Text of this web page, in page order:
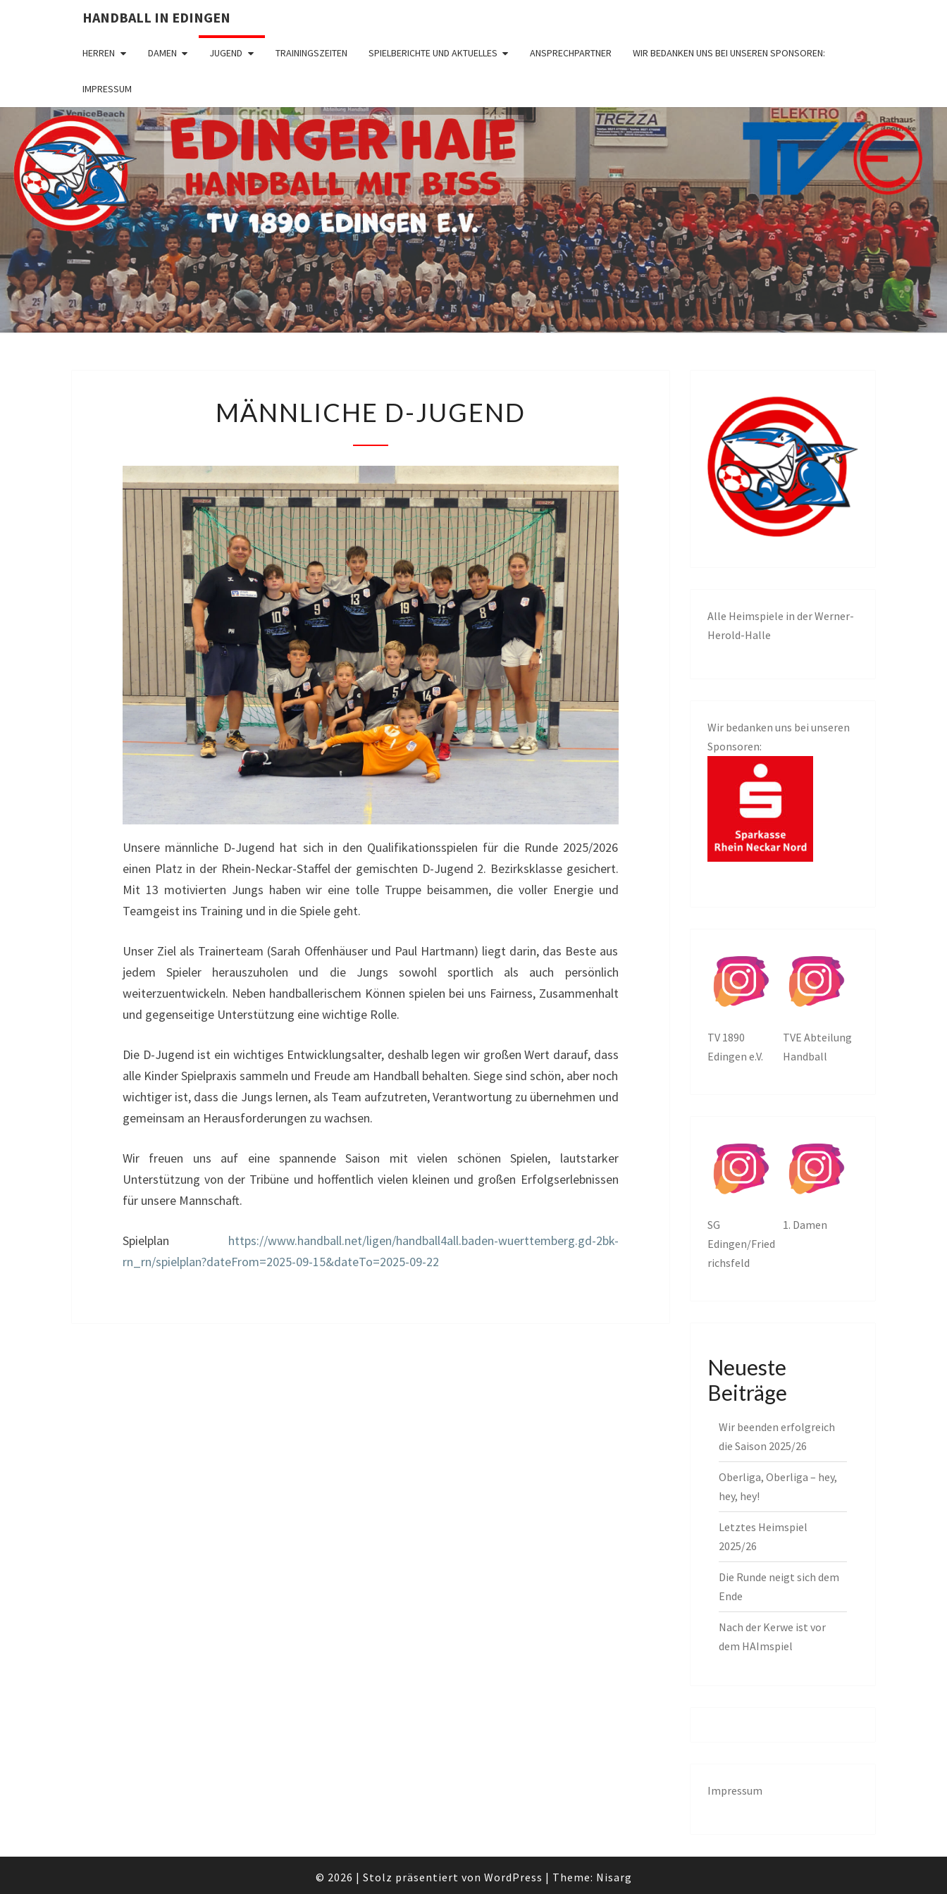
HANDBALL IN EDINGEN
HERREN DAMEN JUGEND TRAININGSZEITEN SPIELBERICHTE UND AKTUELLES ANSPRECHPARTNER WIR BEDANKEN UNS BEI UNSEREN SPONSOREN:
IMPRESSUM
HANDBALL
IN
TV
1890
Edingen
D-
MÄNNLICHE D-JUGEND
Unsere männliche D-Jugend hat sich in den Qualifikationsspielen für die Runde 2025/2026
einen Platz in der Rhein-Neckar-Staffel der gemischten D-Jugend 2. Bezirksklasse gesichert.
Mit 13 motivierten Jungs haben wir eine tolle Truppe beisammen, die voller Energie und
Teamgeist ins Training und in die Spiele geht.
Unser Ziel als Trainerteam (Sarah Offenhäuser und Paul Hartmann) liegt darin, das Beste aus
jedem Spieler herauszuholen und die Jungs sowohl sportlich als auch persönlich
weiterzuentwickeln. Neben handballerischem Können spielen bei uns Fairness, Zusammenhalt
und gegenseitige Unterstützung eine wichtige Rolle.
Die D-Jugend ist ein wichtiges Entwicklungsalter, deshalb legen wir großen Wert darauf, dass
alle Kinder Spielpraxis sammeln und Freude am Handball behalten. Siege sind schön, aber noch
wichtiger ist, dass die Jungs lernen, als Team aufzutreten, Verantwortung zu übernehmen und
gemeinsam an Herausforderungen zu wachsen.
Wir freuen uns auf eine spannende Saison mit vielen schönen Spielen, lautstarker
Unterstützung von der Tribüne und hoffentlich vielen kleinen und großen Erfolgserlebnissen
für unsere Mannschaft.
Spielplan https://www.handball.net/ligen/handball4all.baden-wuerttemberg.gd-2bk-
rn_rn/spielplan?dateFrom=2025-09-15&dateTo=2025-09-22
Alle Heimspiele in der Werner-
Herold-Halle
Wir bedanken uns bei unseren
Sponsoren:
TV 1890
Edingen e.V.
TVE Abteilung
Handball
SG
Edingen/Fried
richsfeld
1. Damen
Neueste
Beiträge
Wir beenden erfolgreich
die Saison 2025/26
Oberliga, Oberliga – hey,
hey, hey!
Letztes Heimspiel
2025/26
Die Runde neigt sich dem
Ende
Nach der Kerwe ist vor
dem HAImspiel
Impressum
© 2026 | Stolz präsentiert von WordPress | Theme: Nisarg